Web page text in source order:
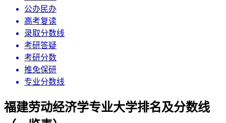
公办民办
高考复读
录取分数线
考研答疑
考研分数
推免保研
专业分数线
福建劳动经济学专业大学排名及分数线